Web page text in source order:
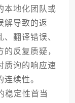
本地化团队或
解导致的返
翻译错误、
反复质疑，
质询的响应速
续性。
定性首当